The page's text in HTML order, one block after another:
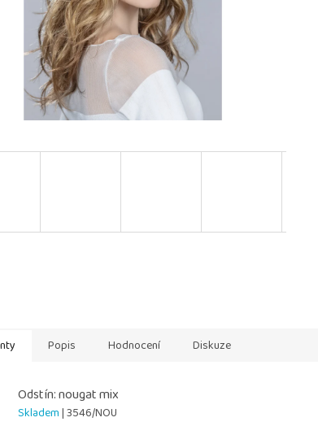
Popis Hodnocení Diskuze
Odstín: nougat mix
Skladem| 3546/NOU